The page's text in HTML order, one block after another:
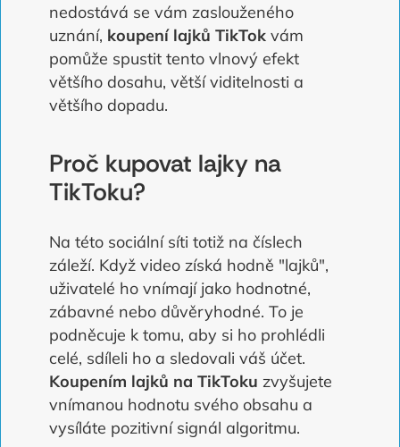
nedostává se vám zaslouženého
uznání, koupení lajků TikTok vám
pomůže spustit tento vlnový efekt
většího dosahu, větší viditelnosti a
většího dopadu.
Proč kupovat lajky na
TikToku?
Na této sociální síti totiž na číslech
záleží. Když video získá hodně "lajků",
uživatelé ho vnímají jako hodnotné,
zábavné nebo důvěryhodné. To je
podněcuje k tomu, aby si ho prohlédli
celé, sdíleli ho a sledovali váš účet.
Koupením lajků na TikToku zvyšujete
vnímanou hodnotu svého obsahu a
vysíláte pozitivní signál algoritmu.